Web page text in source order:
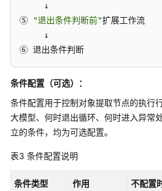
     ↓
⑤
"退出条件判断前"扩展工作流
     ↓
⑥ 退出条件判断
条件配置（可选）：
条件配置用于控制对象提取节点的执行
大模型、何时退出循环、何时进入异常
立的条件，均为可选配置。
表3 条件配置说明
条件类型 作用
不配置